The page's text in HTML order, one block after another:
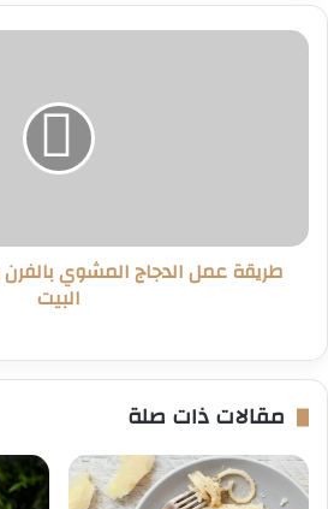
طريقة
البيت
طريقة عمل الدجاج المشوي
البيت
مقالات ذات صلة